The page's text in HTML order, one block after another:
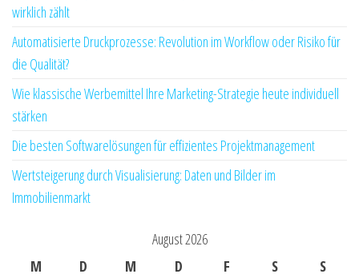
wirklich zählt
Automatisierte Druckprozesse: Revolution im Workflow oder Risiko für
die Qualität?
Wie klassische Werbemittel Ihre Marketing-Strategie heute individuell
stärken
Die besten Softwarelösungen für effizientes Projektmanagement
Wertsteigerung durch Visualisierung: Daten und Bilder im
Immobilienmarkt
August 2026
M
D M D F S
S